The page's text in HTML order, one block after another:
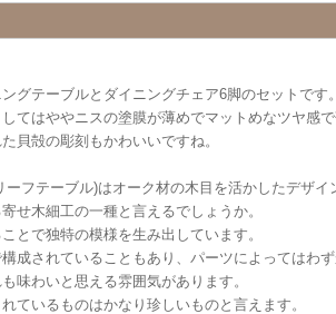
グテーブルとダイニングチェア6脚のセットです
てはややニスの塗膜が薄めでマットめなツヤ感
貝殻の彫刻もかわいいですね。
ーフテーブル)はオーク材の木目を活かしたデザイ
せ木細工の一種と言えるでしょうか。
とで独特の模様を生み出しています。
成されていることもあり、パーツによってはわ
味わいと思える雰囲気があります。
ているものはかなり珍しいものと言えます。